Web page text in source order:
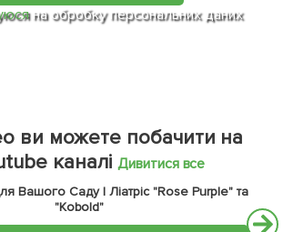
на обробку персональних даних
ви можете побачити на
каналі Дивитися все
Вашого Саду | Ліатріс "Rose Purple" та
"Kobold"